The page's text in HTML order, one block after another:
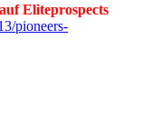
Eliteprospects
pioneers-